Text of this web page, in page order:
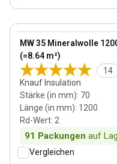
MW 35 Mineralwolle
(=8.64 m²)
14
Knauf Insulation
Stärke (in mm): 70
Länge (in mm): 1200
Rd-Wert: 2
91 Packungen auf
View product
Vergleichen